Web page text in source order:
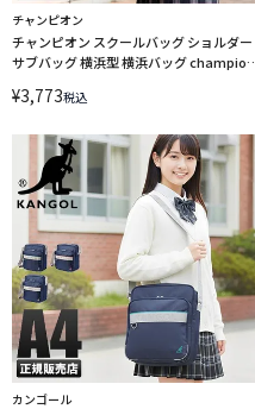
チャンピオン
チャンピオン スクールバッグ ショルダー
サブバッグ 横浜型 横浜バッグ champion
¥3,773税込
カンゴール